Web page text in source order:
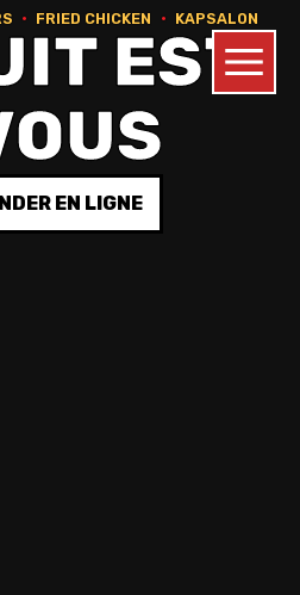
• FRIED CHICKEN • KAPSALON
EST
EN LIGNE